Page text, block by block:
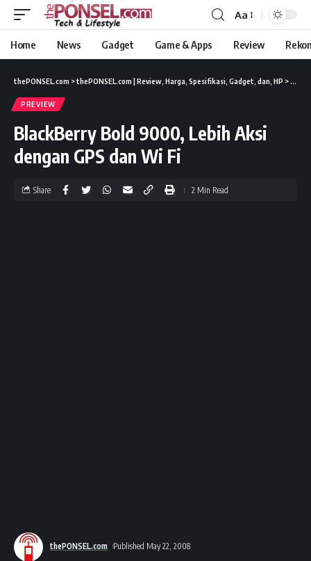
Aa
Home News Gadget Game & Apps Review
thePONSEL.com >thePONSEL.com | Review, Harga, Spesifikasi, Gadget, dan, HP >
PREVIEW
BlackBerry Bold 9000, Lebih Aksi
dengan GPS dan Wi Fi
thePONSEL.com Published May 22, 2008
Share 2 Min Read